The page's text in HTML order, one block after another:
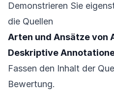
Demonstrieren Sie
die Quellen
Arten und Ansätze von
Deskriptive
Fassen den Inhalt der
Bewertung.